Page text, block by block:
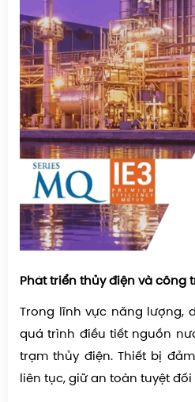
Phát triển thủy điện và công
Trong lĩnh vực năng lượng,
quá trình điều tiết nguồn
trạm thủy điện. Thiết bị
liên tục, giữ an toàn tuyệt